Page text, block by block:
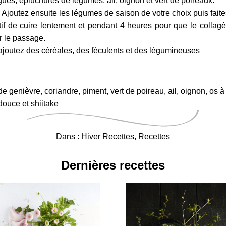
ensuite les légumes de saison de votre choix puis
de cuire lentement et pendant 4 heures pour que le
le passage.
des céréales, des féculents et des légumineuses
genièvre, coriandre, piment, vert de poireau, ail, oignon, os
et shiitake
Dans : Hiver Recettes, Recettes
Dernières recettes